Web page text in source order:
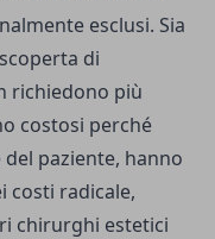
esclusi. Sia
di
richiedono più
costosi perché
paziente, hanno
costi radicale,
chirurghi estetici